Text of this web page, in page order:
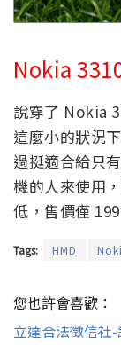
Nokia
說穿了 Nokia
這麼小的狀況
過挺適合給只
機的人來使用
低，售價僅
Tags: HMD
您也許會喜歡：
立達合法徵信社